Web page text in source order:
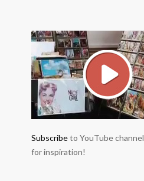
Subscribeto YouTube channel
for inspiration!